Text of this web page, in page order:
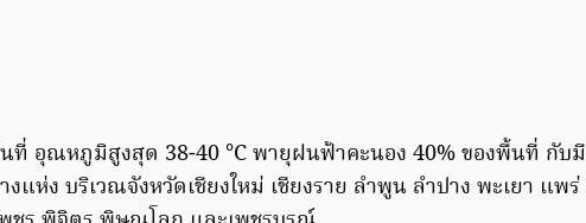
ที่ อุณหภูมิสูงสุด 38-40 °C พายุฝนฟ้าคะนอง 40% ของพื้นที่ กับมี
แห่ง บริเวณจังหวัดเชียงใหม่ เชียงราย ลำพูน ลำปาง พะเยา แพร่